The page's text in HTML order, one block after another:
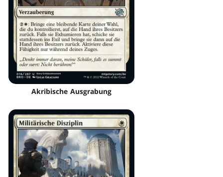
Akribische Ausgrabung